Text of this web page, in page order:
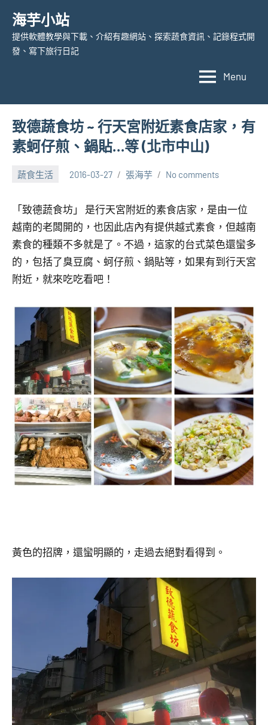
content
海芋小站
提供軟體教學與下載、介紹有趣網站、探索蔬食資訊、記錄程式開
發、寫下旅行日記
Menu
致德蔬食坊 ~ 行天宮附近素食店家，有
素蚵仔煎、鍋貼…等 (北市中山)
蔬食生活 2016-03-27 張海芋 No comments
「致德蔬食坊」 是行天宮附近的素食店家，是由一位
越南的老闆開的，也因此店內有提供越式素食，但越南
素食的種類不多就是了。不過，這家的台式菜色還蠻多
的，包括了臭豆腐、蚵仔煎、鍋貼等，如果有到行天宮
附近，就來吃吃看吧！
黃色的招牌，還蠻明顯的，走過去絕對看得到。